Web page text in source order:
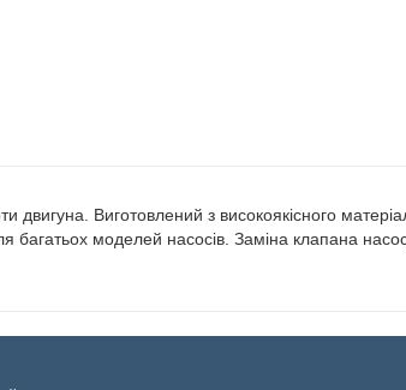
Виготовлений з високоякісного
багатьох моделей насосів. Заміна клапана